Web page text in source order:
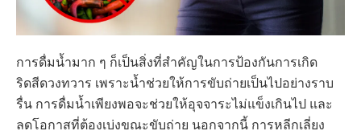
การดื่มน้ำมาก ๆ ก็เป็นสิ่งที่สำคัญในการป้องกันการเกิด
ริดสีดวงทวาร เพราะน้ำช่วยให้การขับถ่ายเป็นไปอย่างราบ
รื่น การดื่มน้ำเพียงพอจะช่วยให้อุจจาระไม่แข็งเกินไป และ
ลดโอกาสที่ต้องเบ่งขณะขับถ่าย นอกจากนี้ การหลีกเลี่ยง